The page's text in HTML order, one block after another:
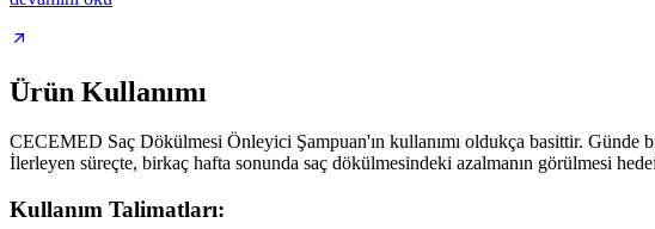
Ürün Kullanımı
CECEMED Saç Dökülmesi Önleyici Şampuan'ın kullanımı oldukça basittir. Günde
İlerleyen süreçte, birkaç hafta sonunda saç dökülmesindeki azalmanın görülmesi
Kullanım Talimatları: